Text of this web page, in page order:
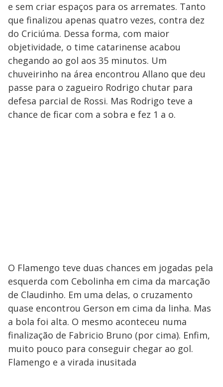
e sem criar espaços para os arremates. Tanto
que finalizou apenas quatro vezes, contra dez
do Criciúma. Dessa forma, com maior
objetividade, o time catarinense acabou
chegando ao gol aos 35 minutos. Um
chuveirinho na área encontrou Allano que deu
passe para o zagueiro Rodrigo chutar para
defesa parcial de Rossi. Mas Rodrigo teve a
chance de ficar com a sobra e fez 1 a o.
O Flamengo teve duas chances em jogadas pela
esquerda com Cebolinha em cima da marcação
de Claudinho. Em uma delas, o cruzamento
quase encontrou Gerson em cima da linha. Mas
a bola foi alta. O mesmo aconteceu numa
finalização de Fabricio Bruno (por cima). Enfim,
muito pouco para conseguir chegar ao gol.
Flamengo e a virada inusitada